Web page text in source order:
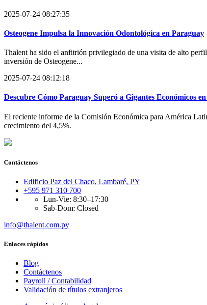
2025-07-24 08:27:35
Osteogene Impulsa la Innovación Odontológica en Paraguay
Thalent ha sido el anfitrión privilegiado de una visita de alto
inversión de Osteogene...
2025-07-24 08:12:18
Descubre Cómo Paraguay Superó a Gigantes Económicos
El reciente informe de la Comisión Económica para América
crecimiento del 4,5%.
Contáctenos
Edificio Paz del Chaco, Lambaré, PY
+595 971 310 700
Lun-Vie: 8:30–17:30
Sab-Dom: Closed
info@thalent.com.py
Enlaces rápidos
Blog
Contáctenos
Payroll / Contabilidad
Validación de títulos extranjeros